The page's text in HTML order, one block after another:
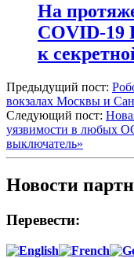
На
COVID-19
к
Предыдущий пост:
вокзалах Москвы и
Следующий пост:
уязвимости в любых
выключатель»
Новости
Перевести: